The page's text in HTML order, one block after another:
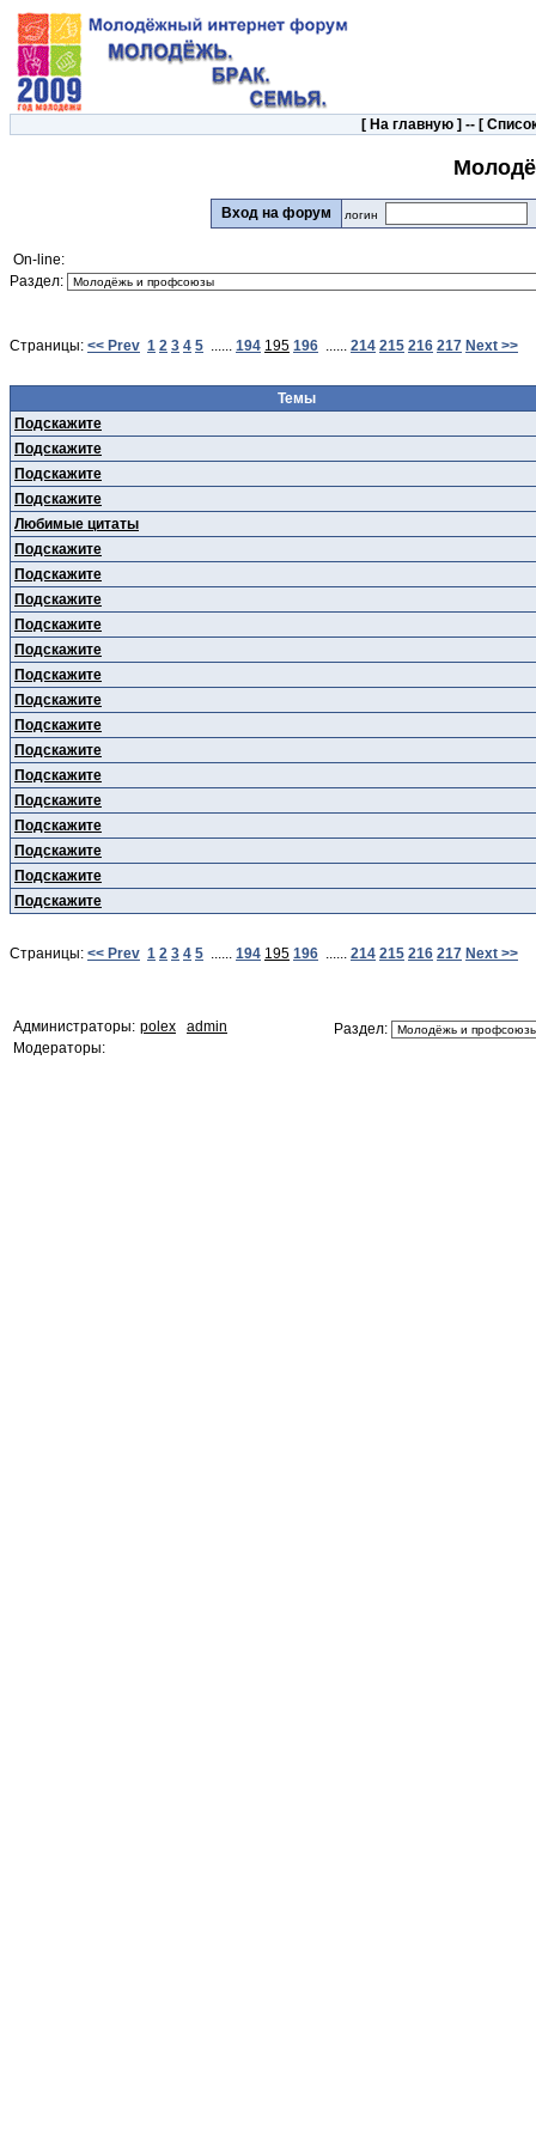
[ На главную] -- [
Вход на форум логин
On-line:
Раздел:
Страницы: << Prev 1 2 3 4 5 ...... 194 195 196 ...... 214 215 216 217 Next >>
Темы
Подскажите
Подскажите
Подскажите
Подскажите
Любимые цитаты
Подскажите
Подскажите
Подскажите
Подскажите
Подскажите
Подскажите
Подскажите
Подскажите
Подскажите
Подскажите
Подскажите
Подскажите
Подскажите
Подскажите
Подскажите
Страницы: << Prev 1 2 3 4 5 ...... 194 195 196 ...... 214 215 216 217 Next >>
Администраторы: polex
admin
Модераторы:
Раздел: